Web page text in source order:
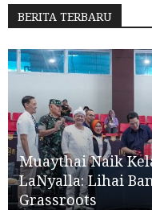
BERITA TERBARU
Muaythai Naik
LaNyalla: Lihai
Grassroots